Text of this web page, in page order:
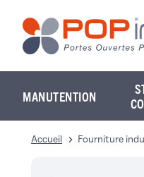
MANUTENTION
Accueil Fourniture